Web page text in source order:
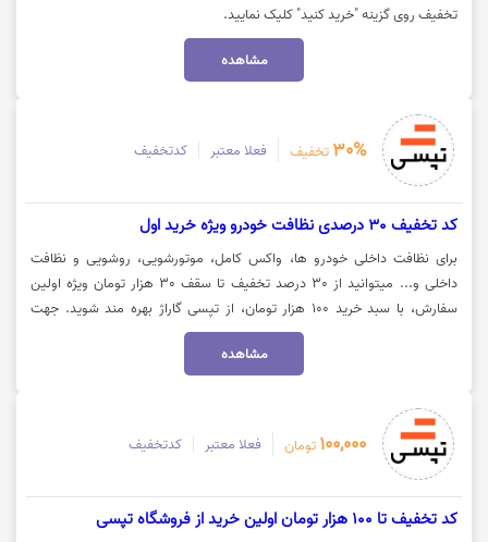
تخفیف روی گزینه "خرید کنید" کلیک نمایید.
مشاهده
30% تخفیف فعلا معتبر کدتخفیف
کد تخفیف 30 درصدی نظافت خودرو ویژه خرید اول
برای نظافت داخلی خودرو ها، واکس کامل، موتورشویی، روشویی و نظافت
داخلی و... میتوانید از 30 درصد تخفیف تا سقف 30 هزار تومان ویژه اولین
سفارش، با سبد خرید 100 هزار تومان، از تپسی گاراژ بهره مند شوید. جهت
استفاده از کد تخفیف، روی گزینه "خرید کنید" کلیک نمایید.
مشاهده
100,000 تومان فعلا معتبر کدتخفیف
کد تخفیف تا 100 هزار تومان اولین خرید از فروشگاه تپسی